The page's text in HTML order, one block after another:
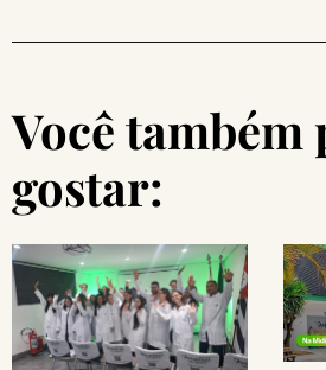
Você também
gostar: